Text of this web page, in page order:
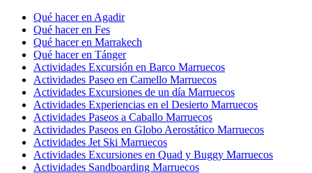
Qué hacer en Agadir
Qué hacer en Fes
Qué hacer en Marrakech
Qué hacer en Tánger
Actividades Excursión en Barco Marruecos
Actividades Paseo en Camello Marruecos
Actividades Excursiones de un día Marruecos
Actividades Experiencias en el Desierto Marruecos
Actividades Paseos a Caballo Marruecos
Actividades Paseos en Globo Aerostático Marruecos
Actividades Jet Ski Marruecos
Actividades Excursiones en Quad y Buggy Marruecos
Actividades Sandboarding Marruecos